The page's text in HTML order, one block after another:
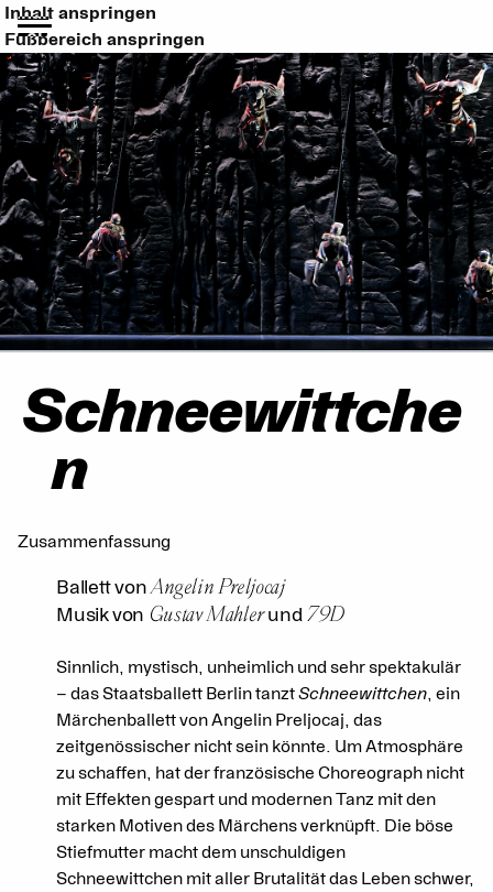
Inhalt anspringen
Fußbereich anspringen
Schneewittche
n
Zusammenfassung
Ballett vonAngelin Preljocaj
Musik von Gustav Mahlerund 79D
Sinnlich, mystisch, unheimlich und sehr spektakulär
– das Staatsballett Berlin tanztSchneewittchen, ein
Märchenballett von Angelin Preljocaj, das
zeitgenössischer nicht sein könnte. Um Atmosphäre
zu schaffen, hat der französische Choreograph nicht
mit Effekten gespart und modernen Tanz mit den
starken Motiven des Märchens verknüpft. Die böse
Stiefmutter macht dem unschuldigen
Schneewittchen mit aller Brutalität das Leben schwer,